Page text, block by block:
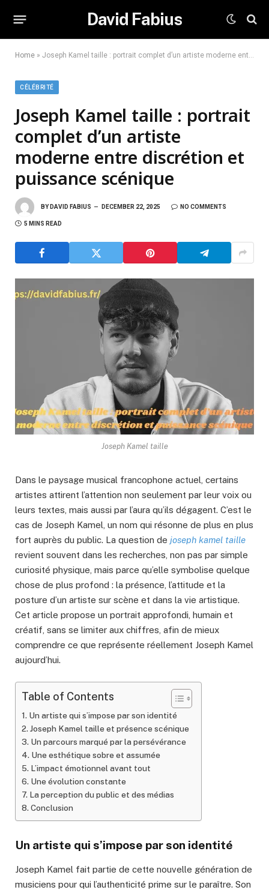
David Fabius
Home » Joseph Kamel taille : portrait complet d’un artiste moderne entre discrétion et puissance scénique
CÉLÉBRITÉ
Joseph Kamel taille : portrait
complet d’un artiste
moderne entre discrétion et
puissance scénique
BY DAVID FABIUS DECEMBER 22, 2025 NO COMMENTS
5 MINS READ
Joseph Kamel taille
Dans le paysage musical francophone actuel, certains
artistes attirent l’attention non seulement par leur voix ou
leurs textes, mais aussi par l’aura qu’ils dégagent. C’est le
cas de Joseph Kamel, un nom qui résonne de plus en plus
fort auprès du public. La question de joseph kamel taille
revient souvent dans les recherches, non pas par simple
curiosité physique, mais parce qu’elle symbolise quelque
chose de plus profond : la présence, l’attitude et la
posture d’un artiste sur scène et dans la vie artistique.
Cet article propose un portrait approfondi, humain et
créatif, sans se limiter aux chiffres, afin de mieux
comprendre ce que représente réellement Joseph Kamel
aujourd’hui.
Table of Contents
Un artiste qui s’impose par son identité
Joseph Kamel taille et présence scénique
Un parcours marqué par la persévérance
Une esthétique sobre et assumée
L’impact émotionnel avant tout
Une évolution constante
La perception du public et des médias
Conclusion
Un artiste qui s’impose par son identité
Joseph Kamel fait partie de cette nouvelle génération de
musiciens pour qui l’authenticité prime sur le paraître. Son